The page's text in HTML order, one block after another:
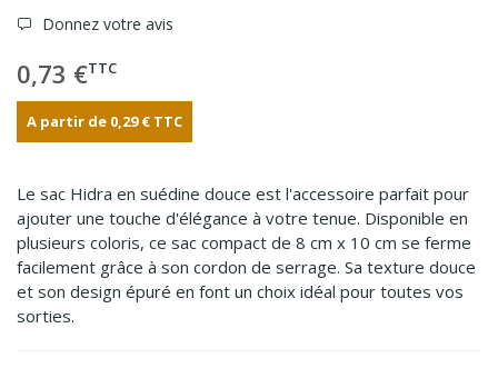
Donnez votre avis
0,73 €TTC
A partir de 0,29 € TTC
Le sac Hidra en suédine douce est l'accessoire parfait pour
ajouter une touche d'élégance à votre tenue. Disponible en
plusieurs coloris, ce sac compact de 8 cm x 10 cm se ferme
facilement grâce à son cordon de serrage. Sa texture douce
et son design épuré en font un choix idéal pour toutes vos
sorties.